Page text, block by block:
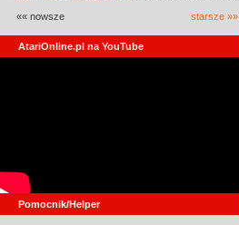
«« nowsze starsze »»
AtariOnline.pl na YouTube
Pomocnik/Helper